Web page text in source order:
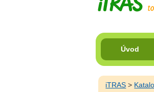
Úvod
iTRAS >